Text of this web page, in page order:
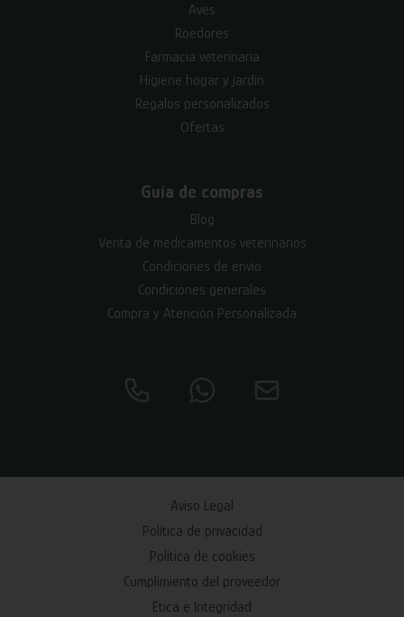
Aves
Roedores
Farmacia veterinaria
Higiene hogar y jardín
Regalos personalizados
Ofertas
Guía de compras
Blog
Venta de medicamentos veterinarios
Condiciones de envío
Condiciones generales
Compra y Atención Personalizada
Aviso Legal
Política de privacidad
Política de cookies
Cumplimiento del proveedor
Ética e Integridad